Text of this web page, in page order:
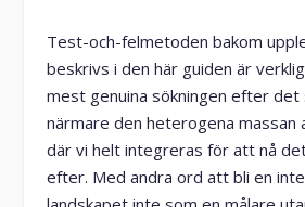
Test-och-felmetoden bakom
beskrivs i den här guiden är
mest genuina sökningen efter
närmare den heterogena massan
där vi helt integreras för att nå
efter. Med andra ord att bli en